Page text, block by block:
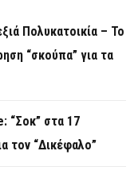
Πολυκατοικία – Το
“σκούπα” για τα
“Σοκ” στα 17
τον “Δικέφαλο”